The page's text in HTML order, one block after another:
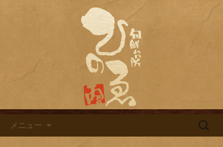
名古屋市栄にある居酒屋「旬鮮
台所ひのゑ」のブログ
名古屋市栄にある居酒屋「旬鮮台所ひ
のゑ（ひのえ）」。豊富な焼酎と海鮮
料理を中心とした、お酒に合う肴を楽
しめるお店です。季節で変わるおすす
めメニューや日替わりランチの新着情
報を随時更新中。
メニュー
検